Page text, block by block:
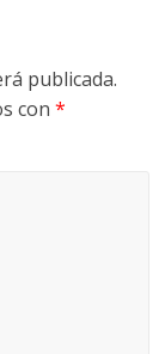
publicada.
con*